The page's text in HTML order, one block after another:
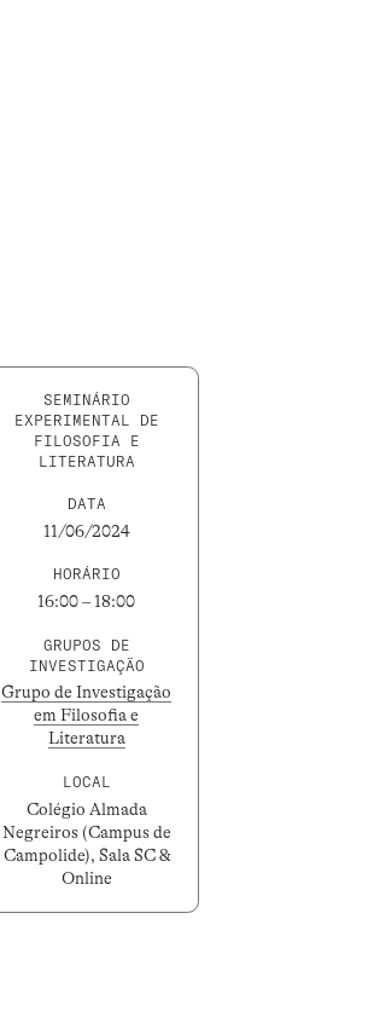
SEMINÁRIO
EXPERIMENTAL DE
FILOSOFIA E
LITERATURA
DATA
11/06/2024
HORÁRIO
16:00 – 18:00
GRUPOS DE
INVESTIGAÇÃO
Grupo de Investigação
em Filosofia e
Literatura
LOCAL
Colégio Almada
Negreiros (Campus de
Campolide), Sala SC &
Online